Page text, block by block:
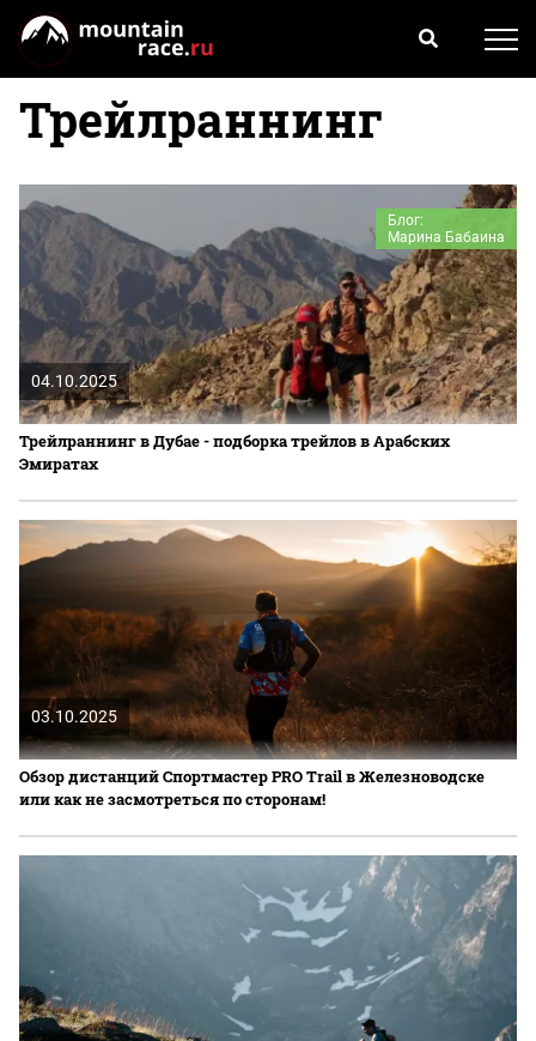
Трейлраннинг
04.10.2025
Блог:
Марина Бабаина
Трейлраннинг в Дубае - подборка трейлов в Арабских
Эмиратах
03.10.2025
Обзор дистанций Спортмастер PRO Trail в Железноводске
или как не засмотреться по сторонам!